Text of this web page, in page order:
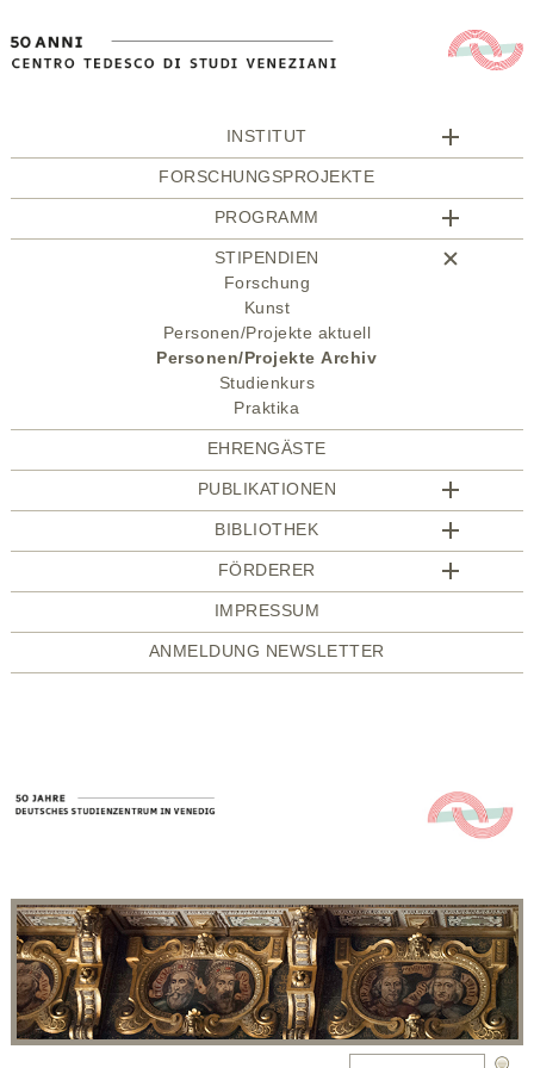
INSTITUT
FORSCHUNGSPROJEKTE
PROGRAMM
STIPENDIEN
Forschung
Kunst
Personen/Projekte aktuell
Personen/Projekte Archiv
Studienkurs
Praktika
EHRENGÄSTE
PUBLIKATIONEN
BIBLIOTHEK
FÖRDERER
IMPRESSUM
ANMELDUNG NEWSLETTER